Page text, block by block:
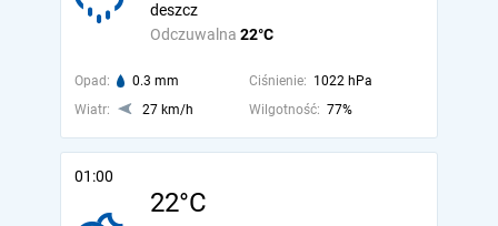
Odczuwalna 22°C
deszcz
Opad: 0.3 mm Ciśnienie: 1022 hPa
Wiatr:
27 km/h Wilgotność: 77%
01:00
22°C